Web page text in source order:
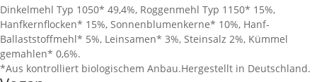
Dinkelmehl Typ 1050* 49,4%, Roggenmehl Typ 1150* 15%,
Hanfkernflocken* 15%, Sonnenblumenkerne* 10%, Hanf-
Ballaststoffmehl* 5%, Leinsamen* 3%, Steinsalz 2%, Kümmel
gemahlen* 0,6%.
*Aus kontrolliert biologischem Anbau.Hergestellt in Deutschland.